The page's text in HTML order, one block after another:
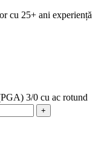
cu 25+ ani experiență
3/0 cu ac rotund